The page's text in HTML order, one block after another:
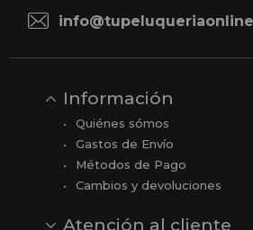
Información
Quiénes sómos
Gastos de Envío
Métodos de Pago
Cambios y devoluciones
Atención al cliente